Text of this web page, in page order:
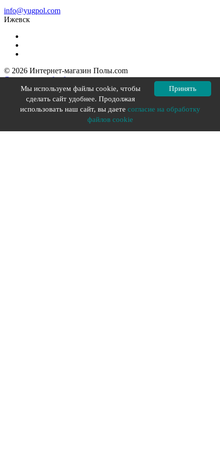
info@yugpol.com
Ижевск
© 2026 Интернет-магазин Полы.com
Согласие на обработку персональных данных
Политика конфиденциальности
Политика в отношении файлов cookie
Разработка сайта YOU-X
Принять
Мы используем файлы cookie, чтобы
сделать сайт удобнее. Продолжая
использовать наш сайт, вы даете согласие на обработку
файлов cookie